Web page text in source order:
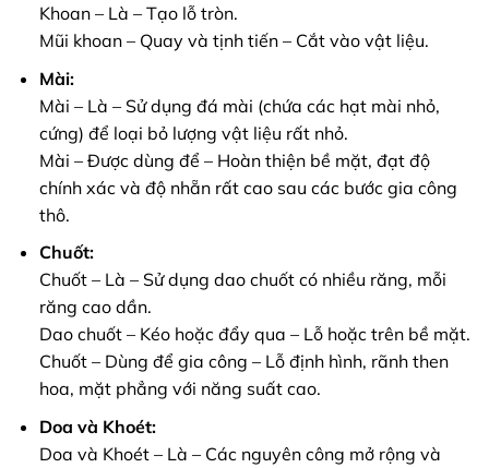
Khoan – Là – Tạo lỗ tròn.
Mũi khoan – Quay và tịnh tiến – Cắt vào vật liệu.
Mài:
Mài – Là – Sử dụng đá mài (chứa các hạt mài nhỏ,
cứng) để loại bỏ lượng vật liệu rất nhỏ.
Mài – Được dùng để – Hoàn thiện bề mặt, đạt độ
chính xác và độ nhẵn rất cao sau các bước gia công
thô.
Chuốt:
Chuốt – Là – Sử dụng dao chuốt có nhiều răng, mỗi
răng cao dần.
Dao chuốt – Kéo hoặc đẩy qua – Lỗ hoặc trên bề mặt.
Chuốt – Dùng để gia công – Lỗ định hình, rãnh then
hoa, mặt phẳng với năng suất cao.
Doa và Khoét:
Doa và Khoét – Là – Các nguyên công mở rộng và